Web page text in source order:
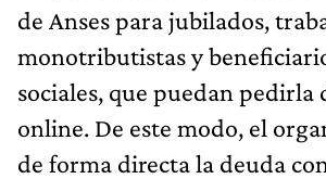
de Anses para jubilados,
monotributistas y
sociales, que puedan pedirla
online. De este modo, el
de forma directa la deuda